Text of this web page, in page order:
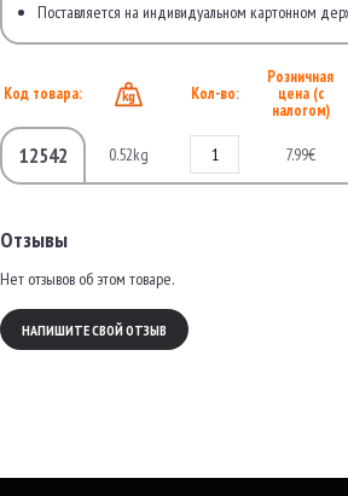
Поставляется на индивидуальном картонном
Код товара: Кол-во:
Розничная
цена (с
налогом)
12542 0.52kg 7.99€
Отзывы
Нет отзывов об этом товаре.
НАПИШИТЕ СВОЙ ОТЗЫВ